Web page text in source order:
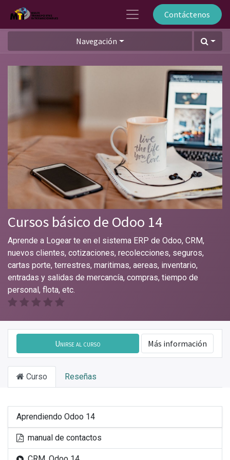
Contáctenos
Navegación
Cursos básico de Odoo 14
Aprende a Logear te en el sistema ERP de Odoo, CRM,
nuevos clientes, cotizaciones, recolecciones, seguros,
cartas porte, terrestres, maritimas, aereas, inventario,
entradas y salidas de mercancía, compras, tiempo de
personal, flota, etc.
Unirse al curso Más información
Curso Reseñas
Aprendiendo Odoo 14
manual de contactos